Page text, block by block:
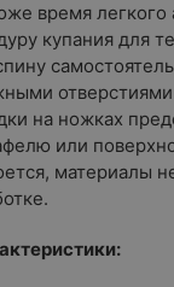
время
купания для
отверстиями
на ножках
или
материалы